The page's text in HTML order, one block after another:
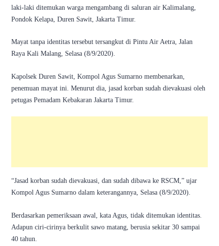
laki-laki ditemukan warga mengambang di saluran air Kalimalang,
Pondok Kelapa, Duren Sawit, Jakarta Timur.
Mayat tanpa identitas tersebut tersangkut di Pintu Air Aetra, Jalan
Raya Kali Malang, Selasa (8/9/2020).
Kapolsek Duren Sawit, Kompol Agus Sumarno membenarkan,
penemuan mayat ini. Menurut dia, jasad korban sudah dievakuasi oleh
petugas Pemadam Kebakaran Jakarta Timur.
“Jasad korban sudah dievakuasi, dan sudah dibawa ke RSCM,” ujar
Kompol Agus Sumarno dalam keterangannya, Selasa (8/9/2020).
Berdasarkan pemeriksaan awal, kata Agus, tidak ditemukan identitas.
Adapun ciri-cirinya berkulit sawo matang, berusia sekitar 30 sampai
40 tahun.